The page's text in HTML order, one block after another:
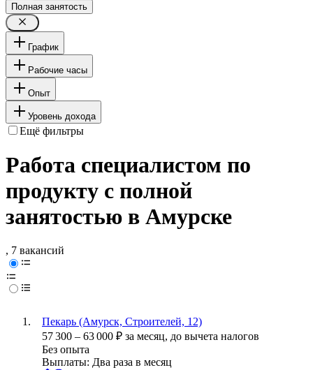
Полная занятость
График
Рабочие часы
Опыт
Уровень дохода
Ещё фильтры
Работа специалистом по
продукту с полной
занятостью в Амурске
, 7 вакансий
Пекарь (Амурск, Строителей, 12)
57 300 – 63 000 ₽ за месяц, до вычета налогов
Без опыта
Выплаты: Два раза в месяц